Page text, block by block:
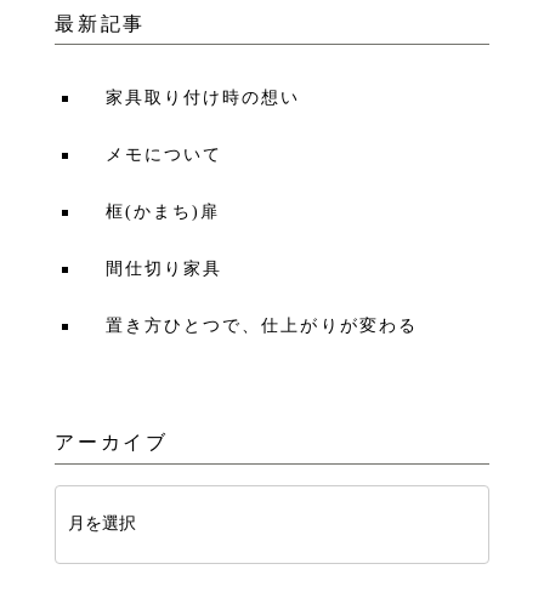
最新記事
家具取り付け時の想い
メモについて
框(かまち)扉
間仕切り家具
置き方ひとつで、仕上がりが変わる
アーカイブ